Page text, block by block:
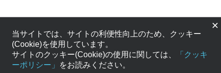
×
当サイトでは、サイトの利便性向上のため、クッキー
(Cookie)を使用しています。
サイトのクッキー(Cookie)の使用に関しては、
「クッキ
ーポリシー」
をお読みください。